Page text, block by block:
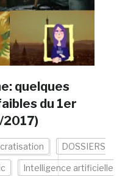
quelques
du 1er
DOSSIERS
Intelligence artificielle